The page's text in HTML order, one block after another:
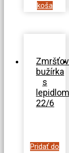
koša
bužírka
s
lepidlom
22/6
Pridať do